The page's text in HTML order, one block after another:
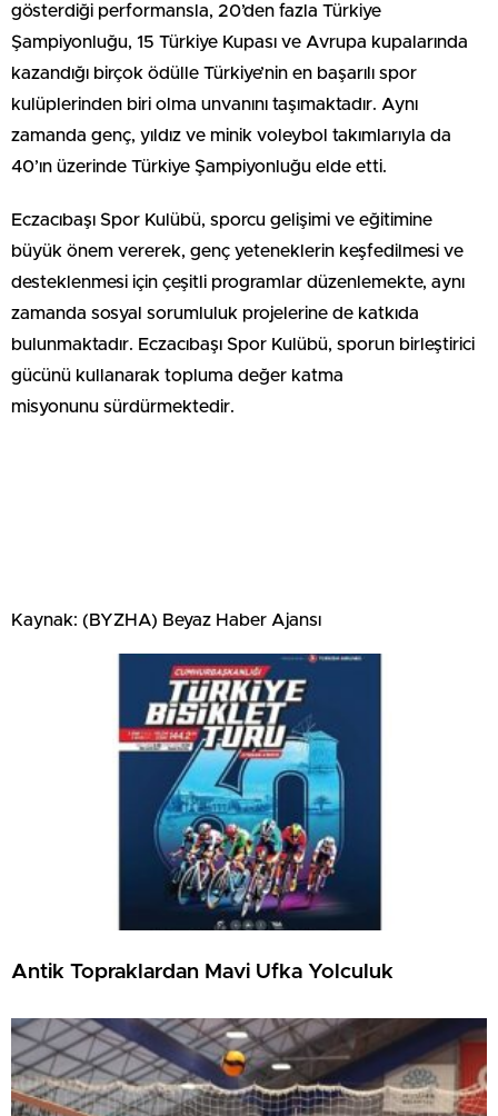
gösterdiği performansla, 20’den fazla Türkiye
Şampiyonluğu, 15 Türkiye Kupası ve Avrupa kupalarında
kazandığı birçok ödülle Türkiye’nin en başarılı spor
kulüplerinden biri olma unvanını taşımaktadır. Aynı
zamanda genç, yıldız ve minik voleybol takımlarıyla da
40’ın üzerinde Türkiye Şampiyonluğu elde etti.
Eczacıbaşı Spor Kulübü, sporcu gelişimi ve eğitimine
büyük önem vererek, genç yeteneklerin keşfedilmesi ve
desteklenmesi için çeşitli programlar düzenlemekte, aynı
zamanda sosyal sorumluluk projelerine de katkıda
bulunmaktadır. Eczacıbaşı Spor Kulübü, sporun birleştirici
gücünü kullanarak topluma değer katma
misyonunu sürdürmektedir.
Kaynak: (BYZHA) Beyaz Haber Ajansı
Antik Topraklardan Mavi Ufka Yolculuk